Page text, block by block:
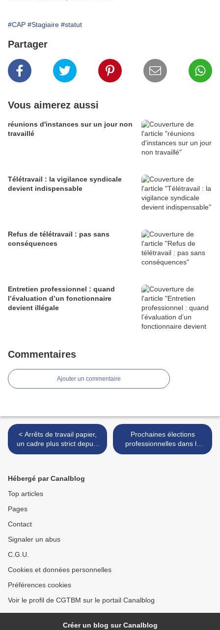
#CAP #Stagiaire #statut
Partager
Vous aimerez aussi
réunions d'instances sur un jour non
travaillé
Télétravail : la vigilance syndicale
devient indispensable
Refus de télétravail : pas sans
conséquences
Entretien professionnel : quand
l’évaluation d’un fonctionnaire
devient illégale
Commentaires
Ajouter un commentaire
< Arrêts de travail papier,
un cadre plus strict depuis
le 1er juillet 2025
Prochaines élections
professionnelles dans la
fonction publique le 10
Hébergé par Canalblog
Top articles
Pages
Contact
Signaler un abus
C.G.U.
Cookies et données personnelles
Préférences cookies
Voir le profil de CGTBM sur le portail Canalblog
Créer un blog sur Canalblog